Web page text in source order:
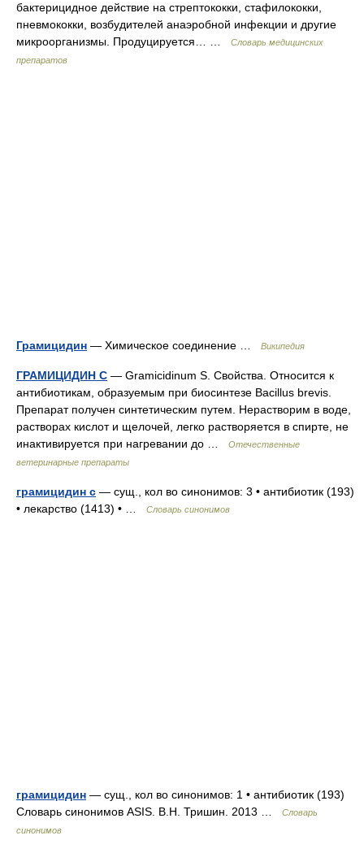
бактерицидное действие на стрептококки, стафилококки,
пневмококки, возбудителей анаэробной инфекции и другие
микроорганизмы. Продуцируется… …
Словарь медицинских
препаратов
Грамицидин — Химическое соединение … Википедия
ГРАМИЦИДИН С — Gramicidinum S. Свойства. Относится к
антибиотикам, образуемым при биосинтезе Bacillus brevis.
Препарат получен синтетическим путем. Нерастворим в воде,
растворах кислот и щелочей, легко растворяется в спирте, не
инактивируется при нагревании до …
Отечественные
ветеринарные препараты
грамицидин с — сущ., кол во синонимов: 3 • антибиотик (193)
• лекарство (1413) • …
Словарь синонимов
грамицидин — сущ., кол во синонимов: 1 • антибиотик (193)
Словарь синонимов ASIS. В.Н. Тришин. 2013 …
Словарь
синонимов